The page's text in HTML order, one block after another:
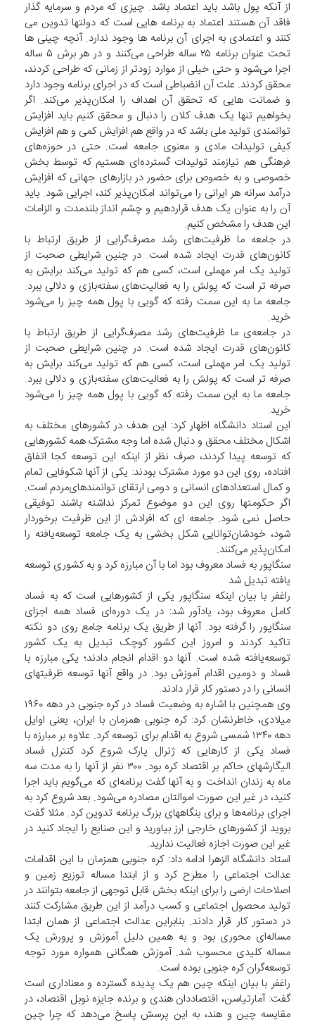
از آنکه پول باشد باید اعتماد باشد. چیزی که مردم و سرمایه گذار
فاقد آن هستند اعتماد به برنامه هایی است که دولتها تدوین می
کنند و اعتمادی به اجرای آن برنامه ها وجود ندارد. آنچه چینی ها
تحت عنوان برنامه ۲۵ ساله طراحی می‌کنند و در هر برش ۵ ساله
اجرا می‌شود و حتی خیلی از موارد زودتر از زمانی که طراحی کردند،
محقق کردند. علت آن انضباطی است که در اجرای برنامه وجود دارد
و ضمانت هایی که تحقق آن اهداف را امکان‌پذیر می‌کند. اگر
بخواهیم تنها یک هدف کلان را دنبال و محقق کنیم باید افزایش
توانمندی تولید ملی باشد که در واقع هم افزایش کمی و هم افزایش
کیفی تولیدات مادی و معنوی جامعه است. حتی در حوزه‌های
فرهنگی هم نیازمند تولیدات گسترده‌ای هستیم که توسط بخش
خصوصی و به خصوص برای حضور در بازارهای جهانی که افزایش
درآمد سرانه هر ایرانی را می‌تواند امکان‌پذیر کند، اجرایی شود. باید
آن را به عنوان یک هدف قراردهیم و چشم انداز بلندمدت و الزامات
این هدف را مشخص کنیم.
در جامعه‌ ما ظرفیت‌های رشد مصرف‌گرایی از طریق ارتباط با
کانون‌های قدرت ایجاد شده است. در چنین شرایطی صحبت از
تولید یک امر مهملی است، کسی هم که تولید می‌کند برایش به
صرفه تر است که پولش را به فعالیت‌های سفته‌بازی و دلالی ببرد.
جامعه ما به این سمت رفته که گویی با پول همه چیز را می‌شود
خرید.
در جامعه‌ی ما ظرفیت‌های رشد مصرف‌گرایی از طریق ارتباط با
کانون‌های قدرت ایجاد شده است. در چنین شرایطی صحبت از
تولید یک امر مهملی است، کسی هم که تولید می‌کند برایش به
صرفه تر است که پولش را به فعالیت‌های سفته‌بازی و دلالی ببرد.
جامعه ما به این سمت رفته که گویی با پول همه چیز را می‌شود
خرید.
این استاد دانشگاه اظهار کرد: این هدف در کشورهای مختلف به
اشکال مختلف محقق و دنبال شده اما وجه مشترک همه کشورهایی
که توسعه پیدا کردند، صرف نظر از اینکه این توسعه کجا اتفاق
افتاده، روی این دو مورد مشترک بودند: یکی از آنها شکوفایی تمام
و کمال استعدادهای انسانی و دومی ارتقای توانمندهای‌مردم است.
اگر حکومتها روی این دو موضوع تمرکز نداشته باشند توفیقی
حاصل نمی شود. جامعه ای که افرادش از این ظرفیت برخوردار
شود، خودشان‌توانایی شکل بخشی به یک جامعه توسعه‌یافته را
امکان‌پذیر می‌کنند.
سنگاپور به فساد معروف بود اما با آن مبارزه کرد و به کشوری توسعه
یافته تبدیل شد
راغفر با بیان اینکه سنگاپور یکی از کشورهایی است که به فساد
کامل معروف بود، یادآور شد: در یک دوره‌ای فساد همه اجزای
سنگاپور را گرفته بود. آنها از طریق یک برنامه جامع روی دو نکته
تاکید کردند و امروز این کشور کوچک تبدیل به یک کشور
توسعه‌یافته شده است. آنها دو اقدام انجام دادند؛ یکی مبارزه با
فساد و دومین اقدام آموزش بود. در واقع آنها توسعه ظرفیتهای
انسانی را در دستور کار قرار دادند.
وی همچنین با اشاره به وضعیت فساد در کره جنوبی در دهه ۱۹۶۰
میلادی، خاطرنشان کرد: کره جنوبی همزمان با ایران، یعنی اوایل
دهه ۱۳۴۰ شمسی شروع به اقدام برای توسعه کرد. علاوه بر مبارزه با
فساد یکی از کارهایی که ژنرال پارک شروع کرد کنترل فساد
الیگارشهای حاکم بر اقتصاد کره بود. ۳۰۰ نفر از آنها را به مدت سه
ماه به زندان انداخت و به آنها گفت برنامه‌ای که می‌گویم باید اجرا
کنید، در غیر این صورت اموالتان مصادره می‌شود. بعد شروع کرد به
اجرای برنامه‌ها و برای بنگاههای بزرگ برنامه تدوین کرد. مثلا گفت
بروید از کشورهای خارجی ارز بیاورید و این صنایع را ایجاد کنید در
غیر این صورت اجازه فعالیت ندارید.
استاد دانشگاه الزهرا ادامه داد: کره جنوبی همزمان با این اقدامات
عدالت اجتماعی را مطرح کرد و از ابتدا مساله توزیع زمین و
اصلاحات ارضی را برای اینکه بخش قابل توجهی از جامعه بتوانند در
تولید محصول اجتماعی و کسب درآمد از این طریق مشارکت کنند
در دستور کار قرار دادند. بنابراین عدالت اجتماعی از همان ابتدا
مساله‌ای محوری بود و به همین دلیل آموزش و پرورش یک
مساله کلیدی محسوب شد. آموزش همگانی همواره مورد توجه
توسعه‌گران کره جنوبی بوده است.
راغفر با بیان اینکه چین هم یک پدیده گسترده و معناداری است
گفت: آمارتیاسن، اقتصاددان هندی و برنده جایزه نوبل اقتصاد، در
مقایسه چین و هند، به این پرسش پاسخ می‌دهد که چرا چین